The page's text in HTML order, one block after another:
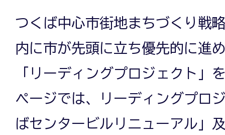
つくば中心市街地まちづくり戦
内に市が先頭に立ち優先的に進
「リーディングプロジェクト」
ページでは、リーディングプロ
ばセンタービルリニューアル」